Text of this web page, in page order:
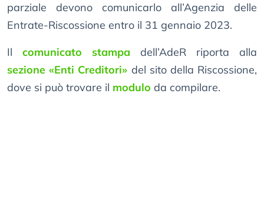
parziale devono comunicarlo all’Agenzia delle
Entrate-Riscossione entro il 31 gennaio 2023.
Il comunicato stampa dell’AdeR riporta alla
sezione «Enti Creditori» del sito della Riscossione,
dove si può trovare il modulo da compilare.